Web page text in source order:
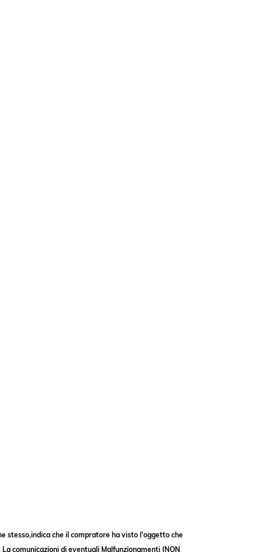
stesso,indica che il compratore ha visto l'oggetto che
comunicazioni di eventuali Malfunzionamenti (NON